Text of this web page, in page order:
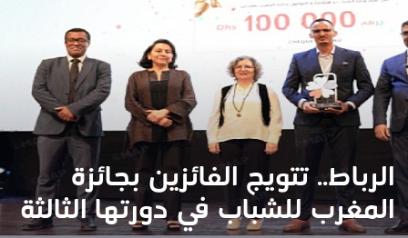
الرباط.. تتويج الفائزين بجائزة
المغرب للشباب في دورتها الثالثة